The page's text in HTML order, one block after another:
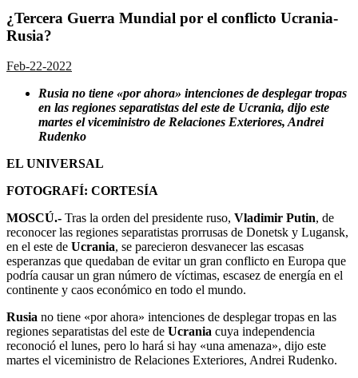
¿Tercera Guerra Mundial por el conflicto Ucrania-
Rusia?
Feb-22-2022
Rusia no tiene «por ahora» intenciones de desplegar tropas
en las regiones separatistas del este de Ucrania, dijo este
martes el viceministro de Relaciones Exteriores, Andrei
Rudenko
EL UNIVERSAL
FOTOGRAFÍ: CORTESÍA
MOSCÚ.- Tras la orden del presidente ruso, Vladimir Putin, de
reconocer las regiones separatistas prorrusas de Donetsk y Lugansk,
en el este de Ucrania, se parecieron desvanecer las escasas
esperanzas que quedaban de evitar un gran conflicto en Europa que
podría causar un gran número de víctimas, escasez de energía en el
continente y caos económico en todo el mundo.
Rusia no tiene «por ahora» intenciones de desplegar tropas en las
regiones separatistas del este de Ucrania cuya independencia
reconoció el lunes, pero lo hará si hay «una amenaza», dijo este
martes el viceministro de Relaciones Exteriores, Andrei Rudenko.